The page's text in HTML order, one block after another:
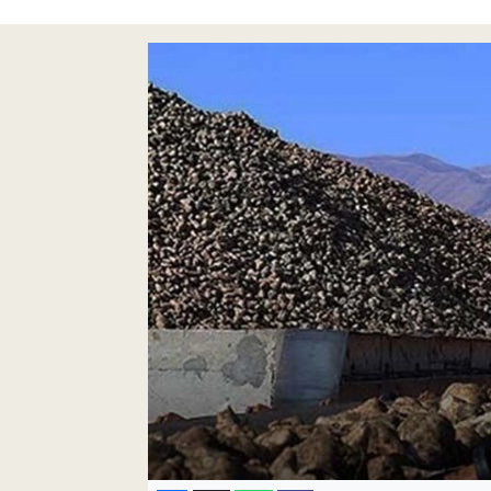
Pankobirlik
Et fiyatları
Tarım Bilgisi
Yetiştirici Soruyor
Dünyada Tarım
Üretici Birlikleri
Şeker ve Şekerli Mamüller
Tahıllar ve Baklagiller